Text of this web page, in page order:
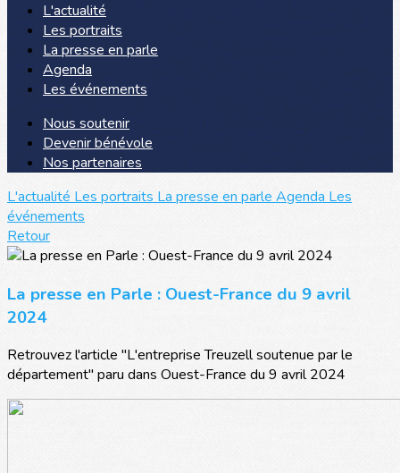
L'actualité
Les portraits
La presse en parle
Agenda
Les événements
Nous soutenir
Devenir bénévole
Nos partenaires
L'actualité Les portraits La presse en parle Agenda Les
événements
Retour
La presse en Parle : Ouest-France du 9 avril
2024
Retrouvez l'article "L'entreprise Treuzell soutenue par le
département" paru dans Ouest-France du 9 avril 2024